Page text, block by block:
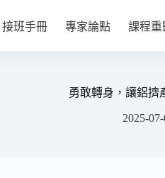
接班手冊 專家論點 課程重
勇敢轉身，讓鋁擠
2025-